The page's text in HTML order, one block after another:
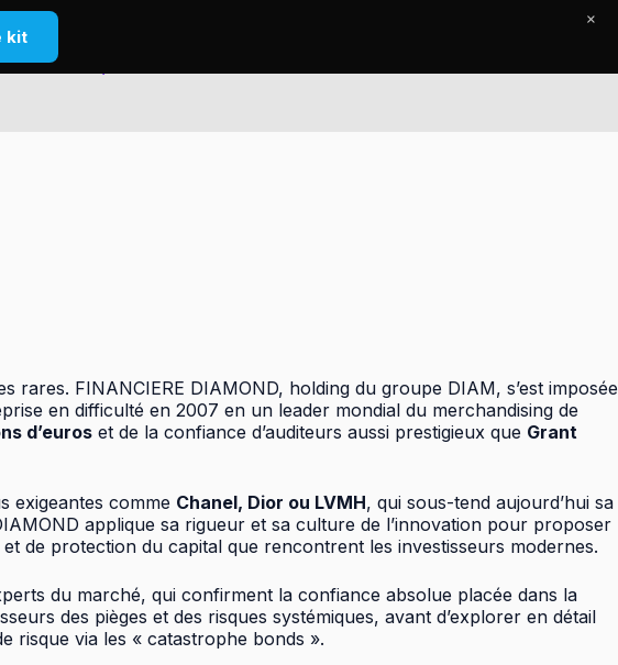
FINANCIERE DIAMOND, holding du groupe DIAM, s’est imposée
en difficulté en 2007 en un leader mondial du merchandising de
d’euros et de la confiance d’auditeurs aussi prestigieux que Grant
exigeantes comme Chanel, Dior ou LVMH, qui sous-tend aujourd’hui sa
applique sa rigueur et sa culture de l’innovation pour proposer
de protection du capital que rencontrent les investisseurs modernes.
du marché, qui confirment la confiance absolue placée dans la
des pièges et des risques systémiques, avant d’explorer en détail
risque via les « catastrophe bonds ».
kit
×